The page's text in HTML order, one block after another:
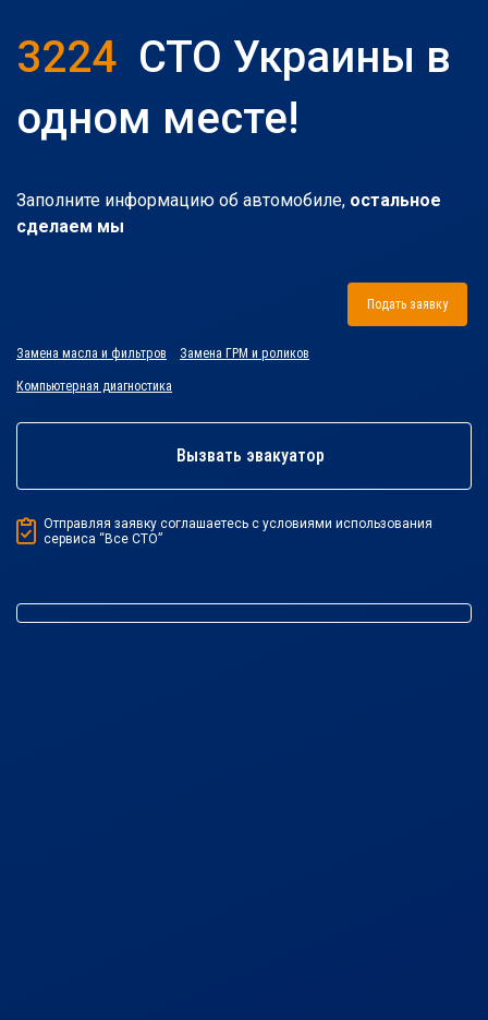
3224 СТО Украины в
одном месте!
Заполните информацию об автомобиле, остальное
сделаем мы
Подать заявку
Замена масла и фильтров Замена ГРМ и роликов
Компьютерная диагностика
Вызвать эвакуатор
Отправляя заявку соглашаетесь с условиями использования
сервиса “Все СТО”